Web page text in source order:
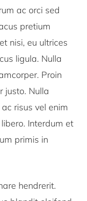
ac orci sed
pretium
nisi, eu ultrices
ligula. Nulla
Proin
justo. Nulla
risus vel enim
Interdum et
primis in
hendrerit.